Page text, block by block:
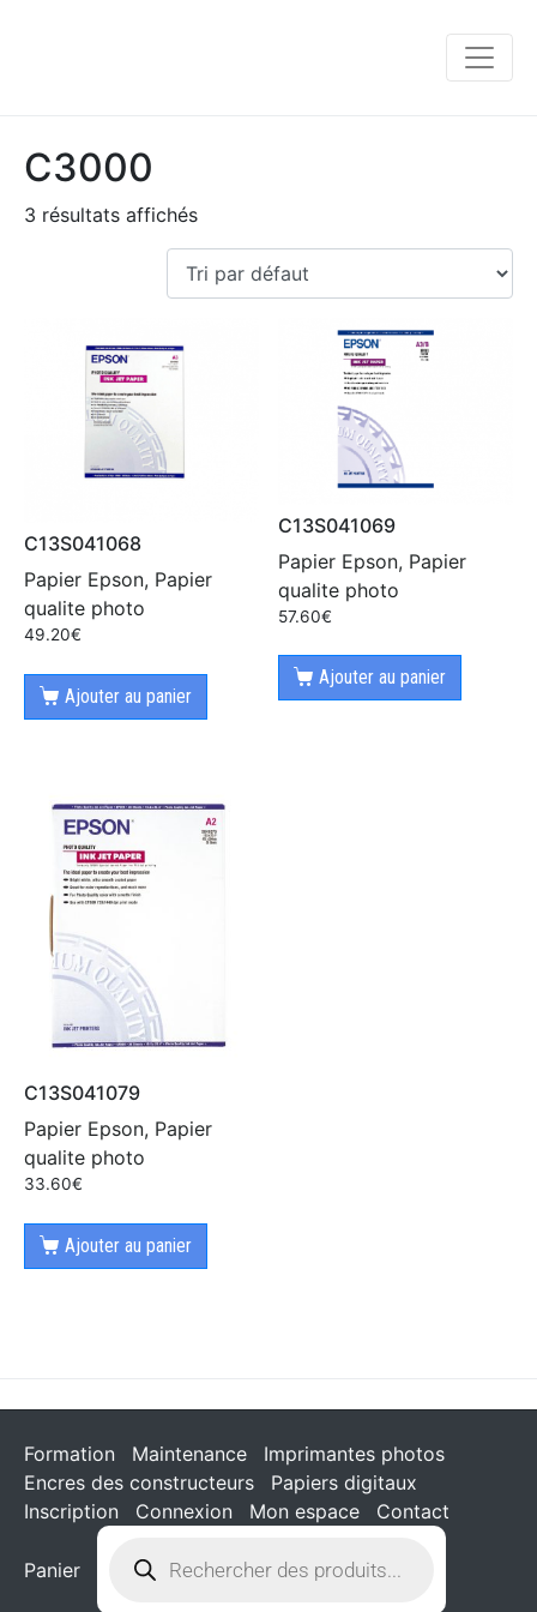
C3000
3 résultats affichés
C13S041068
Papier Epson, Papier
qualite photo
49.20€
Ajouter au panier
C13S041069
Papier Epson, Papier
qualite photo
57.60€
Ajouter au panier
C13S041079
Papier Epson, Papier
qualite photo
33.60€
Ajouter au panier
Formation Maintenance
Imprimantes photos
Encres des constructeurs
Papiers digitaux
Inscription
Connexion Mon espace Contact
Panier